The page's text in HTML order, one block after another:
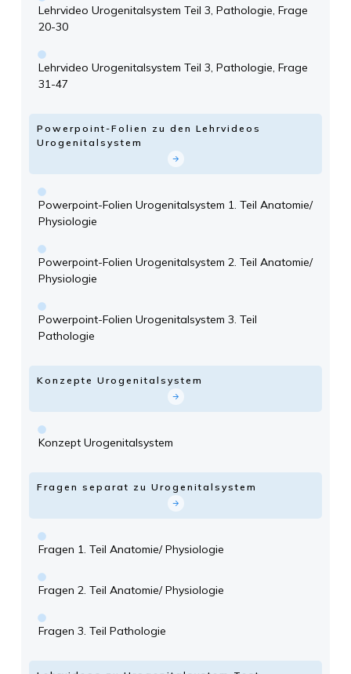
Lehrvideo Urogenitalsystem Teil 3, Pathologie, Frage
20-30
Lehrvideo Urogenitalsystem Teil 3, Pathologie, Frage
31-47
Powerpoint-Folien zu den Lehrvideos
Urogenitalsystem
Powerpoint-Folien Urogenitalsystem 1. Teil Anatomie/
Physiologie
Powerpoint-Folien Urogenitalsystem 2. Teil Anatomie/
Physiologie
Powerpoint-Folien Urogenitalsystem 3. Teil
Pathologie
Konzepte Urogenitalsystem
Konzept Urogenitalsystem
Fragen separat zu Urogenitalsystem
Fragen 1. Teil Anatomie/ Physiologie
Fragen 2. Teil Anatomie/ Physiologie
Fragen 3. Teil Pathologie